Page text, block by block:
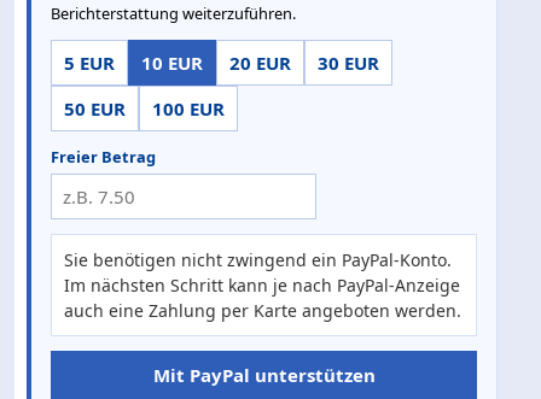
Berichterstattung weiterzuführen.
5 EUR 10 EUR 20 EUR
30 EUR
50 EUR
100 EUR
Freier Betrag
Sie benötigen nicht zwingend ein PayPal-Konto.
Im nächsten Schritt kann je nach PayPal-Anzeige
auch eine Zahlung per Karte angeboten werden.
Mit PayPal unterstützen